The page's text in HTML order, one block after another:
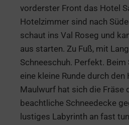
vorderster Front das Hotel
Hotelzimmer sind nach
schaut ins Val Roseg und
aus starten. Zu Fuß, mit
Schneeschuh. Perfekt.
eine kleine Runde durch den
Maulwurf hat sich die Fräse
beachtliche Schneedecke
lustiges Labyrinth an fast